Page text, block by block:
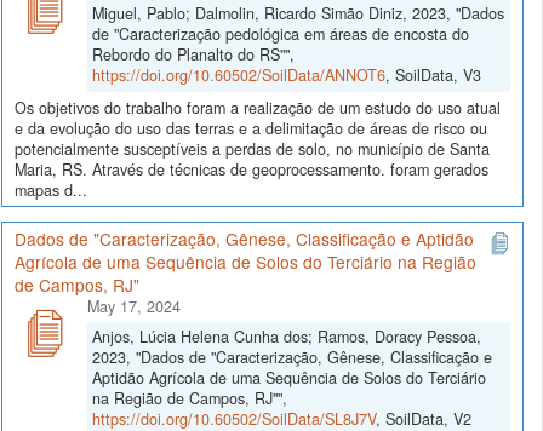
Miguel, Pablo; Dalmolin, Ricardo Simão Diniz, 2023, "Dados
de "Caracterização pedológica em áreas de encosta do
Rebordo do Planalto do RS"",
https://doi.org/10.60502/SoilData/ANNOT6, SoilData, V3
Os objetivos do trabalho foram a realização de um estudo do uso atual
e da evolução do uso das terras e a delimitação de áreas de risco ou
potencialmente susceptíveis a perdas de solo, no município de Santa
Maria, RS. Através de técnicas de geoprocessamento. foram gerados
mapas d...
Dados de "Caracterização, Gênese, Classificação e Aptidão
Agrícola de uma Sequência de Solos do Terciário na Região
de Campos, RJ"
May 17, 2024
Anjos, Lúcia Helena Cunha dos; Ramos, Doracy Pessoa,
2023, "Dados de "Caracterização, Gênese, Classificação e
Aptidão Agrícola de uma Sequência de Solos do Terciário
na Região de Campos, RJ"",
https://doi.org/10.60502/SoilData/SL8J7V, SoilData, V2